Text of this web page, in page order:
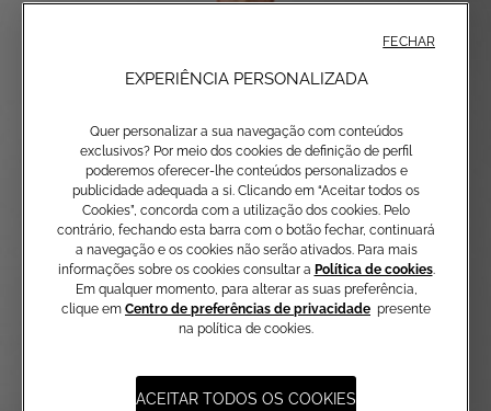
EXPERIÊNCIA PERSONALIZADA
Quer personalizar a sua navegação com conteúdos
exclusivos? Por meio dos cookies de definição de perfil
poderemos oferecer-lhe conteúdos personalizados e
publicidade adequada a si. Clicando em “Aceitar todos os
Cookies”, concorda com a utilização dos cookies. Pelo
contrário, fechando esta barra com o botão fechar, continuará
a navegação e os cookies não serão ativados. Para mais
informações sobre os cookies consultar a Política de cookies.
Em qualquer momento, para alterar as suas preferência,
clique em Centro de preferências de privacidade presente
na política de cookies.
ACEITAR TODOS OS COOKIES
FECHAR